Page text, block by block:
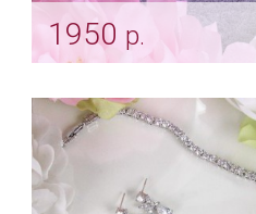
1950 р.
«Heart» с цепочкой
Арт: ser_0058